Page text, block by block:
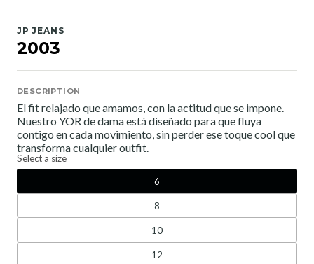
JP JEANS
2003
DESCRIPTION
El fit relajado que amamos, con la actitud que se impone.
Nuestro YOR de dama está diseñado para que fluya
contigo en cada movimiento, sin perder ese toque cool que
transforma cualquier outfit.
Select a size
6
8
10
12